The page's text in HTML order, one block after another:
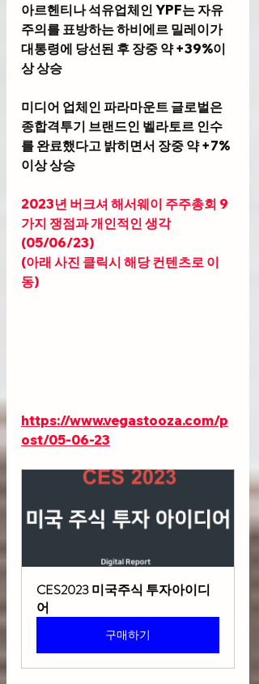
아르헨티나 석유업체인 YPF는 자유
주의를 표방하는 하비에르 밀레이가
대통령에 당선된 후 장중 약 +39%이
상 상승
미디어 업체인 파라마운트 글로벌은
종합격투기 브랜드인 벨라토르 인수
를 완료했다고 밝히면서 장중 약 +7%
이상 상승
2023년 버크셔 해서웨이 주주총회 9
가지 쟁점과 개인적인 생각
(05/06/23)
(아래 사진 클릭시 해당 컨텐츠로 이
동)
https://www.vegastooza.com/p
ost/05-06-23
CES2023 미국주식 투자아이디
어
구매하기